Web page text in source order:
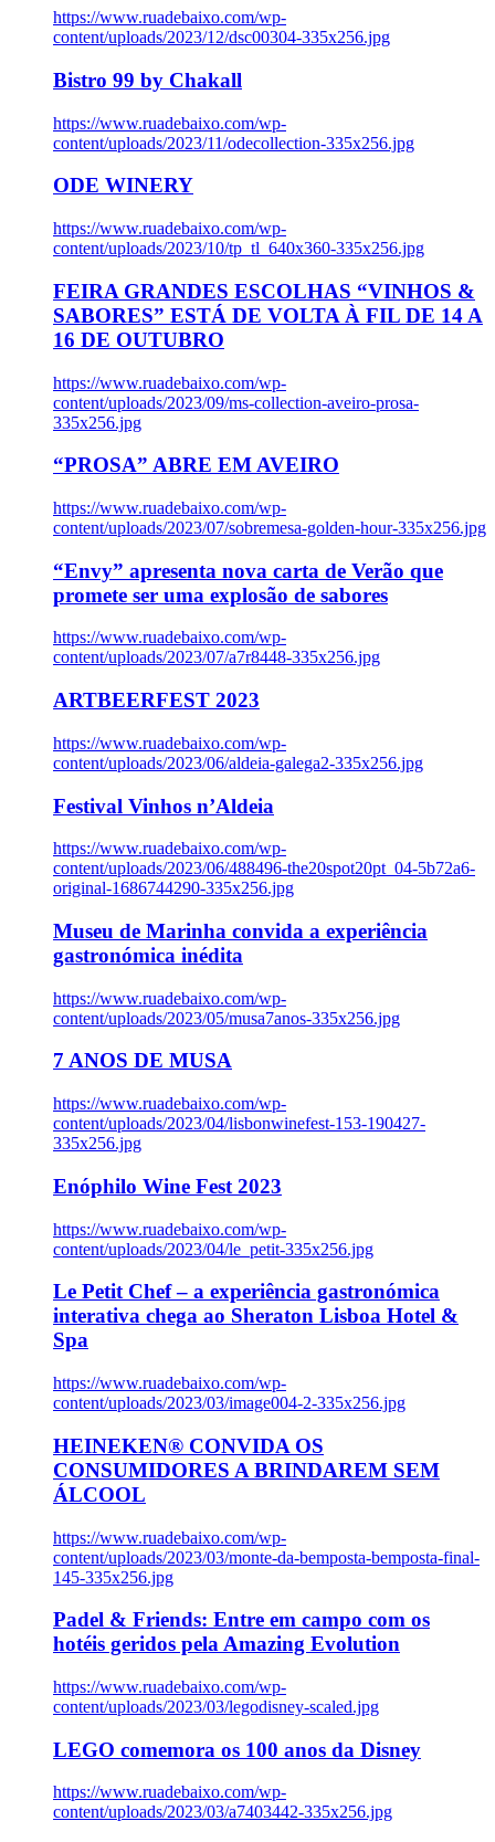
https://www.ruadebaixo.com/wp-
content/uploads/2023/12/dsc00304-335x256.jpg
Bistro 99 by Chakall
https://www.ruadebaixo.com/wp-
content/uploads/2023/11/odecollection-335x256.jpg
ODE WINERY
https://www.ruadebaixo.com/wp-
content/uploads/2023/10/tp_tl_640x360-335x256.jpg
FEIRA GRANDES ESCOLHAS “VINHOS &
SABORES” ESTÁ DE VOLTA À FIL DE 14 A
16 DE OUTUBRO
https://www.ruadebaixo.com/wp-
content/uploads/2023/09/ms-collection-aveiro-prosa-
335x256.jpg
“PROSA” ABRE EM AVEIRO
https://www.ruadebaixo.com/wp-
content/uploads/2023/07/sobremesa-golden-hour-335x256.jpg
“Envy” apresenta nova carta de Verão que
promete ser uma explosão de sabores
https://www.ruadebaixo.com/wp-
content/uploads/2023/07/a7r8448-335x256.jpg
ARTBEERFEST 2023
https://www.ruadebaixo.com/wp-
content/uploads/2023/06/aldeia-galega2-335x256.jpg
Festival Vinhos n’Aldeia
https://www.ruadebaixo.com/wp-
content/uploads/2023/06/488496-the20spot20pt_04-5b72a6-
original-1686744290-335x256.jpg
Museu de Marinha convida a experiência
gastronómica inédita
https://www.ruadebaixo.com/wp-
content/uploads/2023/05/musa7anos-335x256.jpg
7 ANOS DE MUSA
https://www.ruadebaixo.com/wp-
content/uploads/2023/04/lisbonwinefest-153-190427-
335x256.jpg
Enóphilo Wine Fest 2023
https://www.ruadebaixo.com/wp-
content/uploads/2023/04/le_petit-335x256.jpg
Le Petit Chef – a experiência gastronómica
interativa chega ao Sheraton Lisboa Hotel &
Spa
https://www.ruadebaixo.com/wp-
content/uploads/2023/03/image004-2-335x256.jpg
HEINEKEN® CONVIDA OS
CONSUMIDORES A BRINDAREM SEM
ÁLCOOL
https://www.ruadebaixo.com/wp-
content/uploads/2023/03/monte-da-bemposta-bemposta-final-
145-335x256.jpg
Padel & Friends: Entre em campo com os
hotéis geridos pela Amazing Evolution
https://www.ruadebaixo.com/wp-
content/uploads/2023/03/legodisney-scaled.jpg
LEGO comemora os 100 anos da Disney
https://www.ruadebaixo.com/wp-
content/uploads/2023/03/a7403442-335x256.jpg